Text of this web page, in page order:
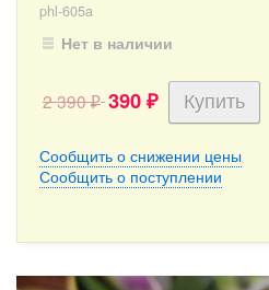
phl-605a
Нет в наличии
2 390₽ 390 ₽
Сообщить о снижении цены
Сообщить о поступлении